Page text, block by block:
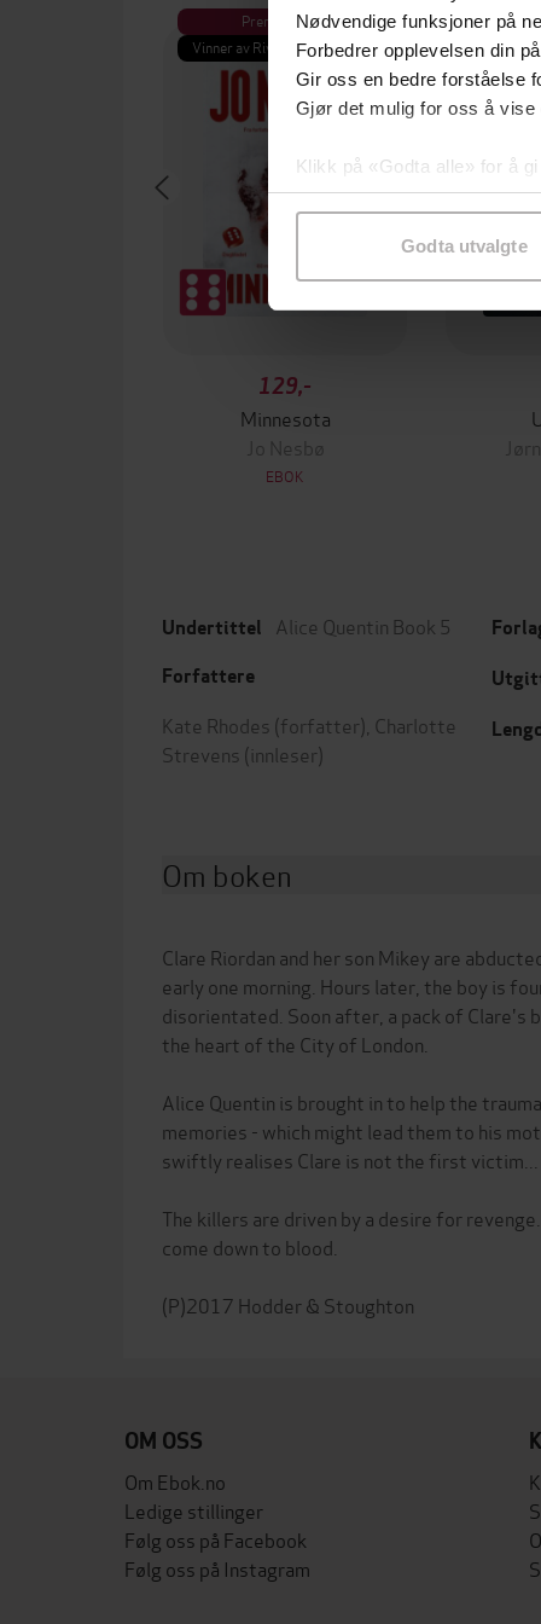
Nødvendige funksjoner på
Forbedrer opplevelsen din
Gir oss en bedre forståelse
Gjør det mulig for oss å vise
Klikk på «Godta alle» for å
samtykke til spesifikke
Godta utvalgte
Premium
Vinner av Rivertonprisen
129,-
Minnesota
Jo Nesbø
EBOK
Første
Undertittel Alice Quentin Book 5
Forfattere
Kate Rhodes (forfatter), Charlotte
Strevens (innleser)
Om boken
Clare Riordan and her son Mikey are
early one morning. Hours later, the boy is
disorientated. Soon after, a pack of Clare's
the heart of the City of London.
Alice Quentin is brought in to help the
memories - which might lead them to his
swiftly realises Clare is not the first victim...
The killers are driven by a desire for
come down to blood.
OM OSS
Om Ebok.no
Ledige stillinger
Følg oss på Facebook
Følg oss på Instagram